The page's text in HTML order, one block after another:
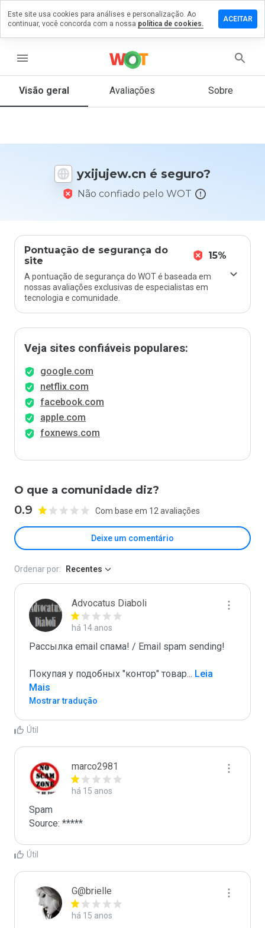
menu
Visão geral Avaliações Sobre
yxijujew.cn é seguro?
Não confiado pelo WOT
Pontuação de segurança do
site
15%
A pontuação de segurança do WOT é baseada em
nossas avaliações exclusivas de especialistas em
tecnologia e comunidade.
Veja sites confiáveis populares:
google.com
netflix.com
facebook.com
apple.com
foxnews.com
O que a comunidade diz?
0.9 Com base em 12 avaliações
Deixe um comentário
um
que
Ordenar por: Recentes
Advocatus Diaboli
há 14 anos
Рассылка email спама! / Email spam sending!
Покупая у подобных "контор" товар... Leia
Mais
Mostrar tradução
Útil
marco2981
há 15 anos
Spam
Source: *****
Útil
G@brielle
há 15 anos
Este site usa cookies para análises e personalização. Ao
continuar, você concorda com a nossa política de cookies.
ACEITAR